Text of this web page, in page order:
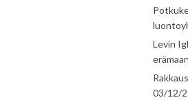
Levin
03/12/